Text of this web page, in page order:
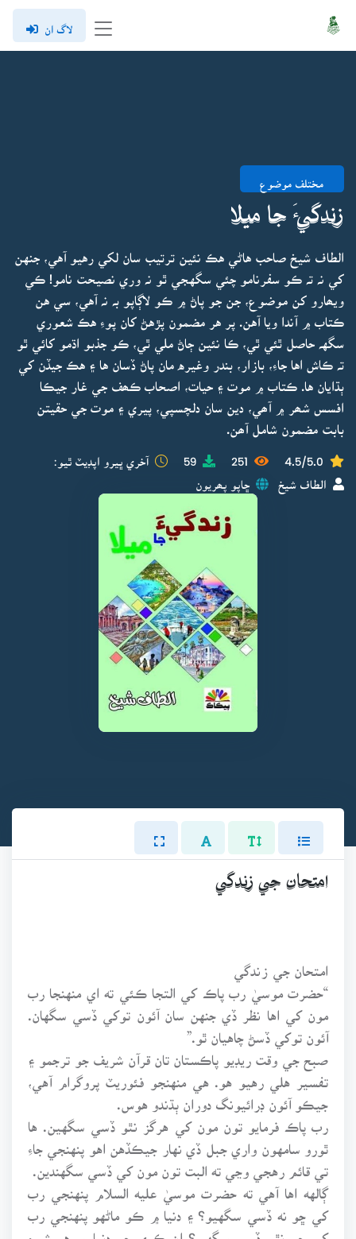
لاگ ان
مختلف موضوع
زندگيءَ جا ميلا
الطاف شيخ صاحب هاڻي هڪ نئين ترتيب سان لکي رهيو آهي، جنهن
کي نہ تہ ڪو سفرنامو چئي سگهجي ٿو نہ وري نصيحت نامو! ڪي
ويھارو کن موضوع، جن جو پاڻ ۾ ڪو لاڳاپو بہ نہ آهي، سي هن
ڪتاب ۾ آندا ويا آهن. پر هر مضمون پڙهڻ کان پوءِ هڪ شعوري
سگهہ حاصل ٿئي ٿي، ڪا نئين ڄاڻ ملي ٿي، ڪو جذبو اڌمو کائي ٿو
تہ ڪاش اها جاءِ، بازار، بندر وغيره مان پاڻ ڏسان ها ۽ هڪ جيڏن کي
ٻڌايان ها. ڪتاب ۾ موت ۽ حيات، اصحاب ڪھف جي غار جيڪا
افسس شھر ۾ آھي، دين سان دلچسپي، پيري ۽ موت جي حقيتن
بابت مضمون شامل آھن.
4.5/5.0
251
59 آخري ڀيرو اپڊيٽ ٿيو:
الطاف شيخ ڇاپو پھريون
امتحان جي زندگي
امتحان جي زندگي
“حضرت موسيٰ رب پاڪ کي التجا ڪئي ته اي منهنجا رب
مون کي اها نظر ڏي جنهن سان آئون توکي ڏسي سگهان.
آئون توکي ڏسڻ چاهيان ٿو.”
صبح جي وقت ريڊيو پاڪستان تان قرآن شريف جو ترجمو ۽
تفسير هلي رهيو هو. هي منهنجو فئوريٽ پروگرام آهي،
جيڪو آئون ڊرائيونگ دوران ٻڌندو هوس.
رب پاڪ فرمايو تون مون کي هرگز نٿو ڏسي سگهين. ها
ٿورو سامهون واري جبل ڏي نهار جيڪڏهن اهو پنهنجي جاءِ
تي قائم رهجي وڃي ته البت تون مون کي ڏسي سگهندين.
ڳالهه اها آهي ته حضرت موسيٰ عليه السلام پنهنجي رب
کي ڇو نه ڏسي سگهيو؟ ۽ دنيا ۾ ڪو ماڻهو پنهنجي رب
کي ڇو نٿو ڏسي سگهي؟ ان ڪري جو دنيا ۾ هر شيءِ